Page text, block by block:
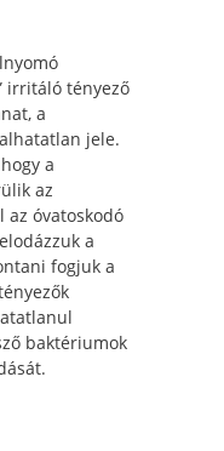
irritáló tényező
a
jele.
a
az
az óvatoskodó
a
fogjuk a
baktériumok